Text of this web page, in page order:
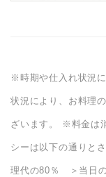
※時期や仕入れ状況
状況により、お料理
ざいます。 ※料金は
シーは以下の通りと
理代の80％ ＞当日